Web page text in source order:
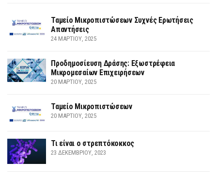
Ταμείο Μικροπιστώσεων Συχνές Ερωτήσεις
Απαντήσεις
24 ΜΑΡΤΊΟΥ, 2025
Προδημοσίευση Δράσης: Εξωστρέφεια
Μικρομεσαίων Επιχειρήσεων
20 ΜΑΡΤΊΟΥ, 2025
Ταμείο Μικροπιστώσεων
20 ΜΑΡΤΊΟΥ, 2025
Τι είναι ο στρεπτόκοκκος
23 ΔΕΚΕΜΒΡΊΟΥ, 2023